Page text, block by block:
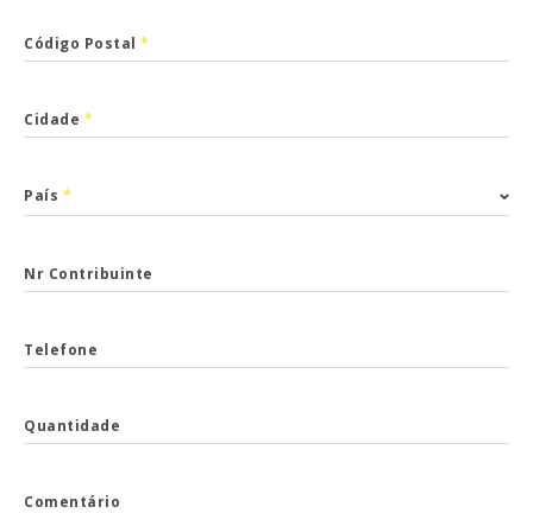
Código Postal *
Cidade *
País *
Nr Contribuinte
Telefone
Quantidade
Comentário